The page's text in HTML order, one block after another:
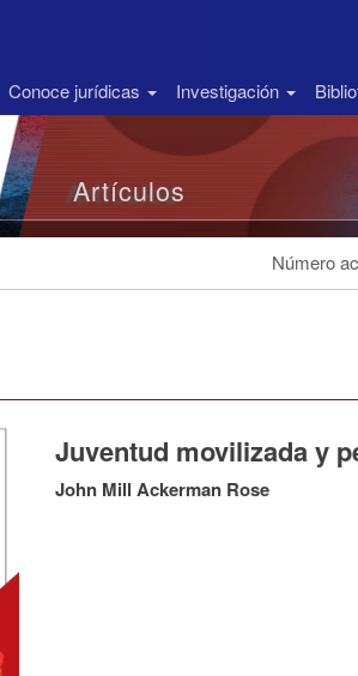
Conoce jurídicas Investigación
Artículos
Número
Juventud movilizada y
John Mill Ackerman Rose